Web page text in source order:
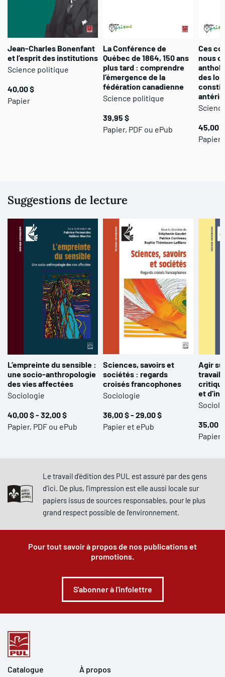
Jean-Charles Bonenfant
et l’esprit des institutions
Science politique
40,00 $
Papier
La Conférence de
Québec de 1864, 150 ans
plus tard : comprendre
l’émergence de la
fédération canadienne
Science politique
39,95 $
Papier, PDF ou ePub
Ces
nous
des lois
45,00 $
Papier,
Suggestions de lecture
L’empreinte du sensible :
une socio-anthropologie
des vies affectées
Sociologie
40,00 $ - 32,00 $
Papier, PDF ou ePub
Sciences, savoirs et
sociétés : regards
croisés francophones
Sociologie
36,00 $ - 29,00 $
Papier et ePub
Agir
travail
et
35,00
Papier,
Le travail d'édition des PUL est assuré par des gens
d'ici. De plus, l'impression est elle aussi locale sur
papiers issus de sources responsables, pour le plus
grand respect possible de l'environnement.
Pour tout savoir à propos de nos publications et
promotions.
S'abonner à l'infolettre
Catalogue À propos